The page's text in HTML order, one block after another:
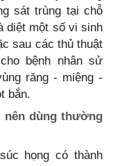
sát trùng tại chỗ
diệt một số vi sinh
sau các thủ thuật
bệnh nhân sử
răng - miệng -
bắn.
nên dùng thường
họng có thành